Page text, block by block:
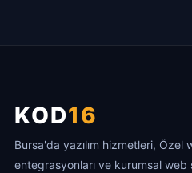
KOD16
Bursa'da yazılım hizmetleri, Özel
entegrasyonları ve kurumsal